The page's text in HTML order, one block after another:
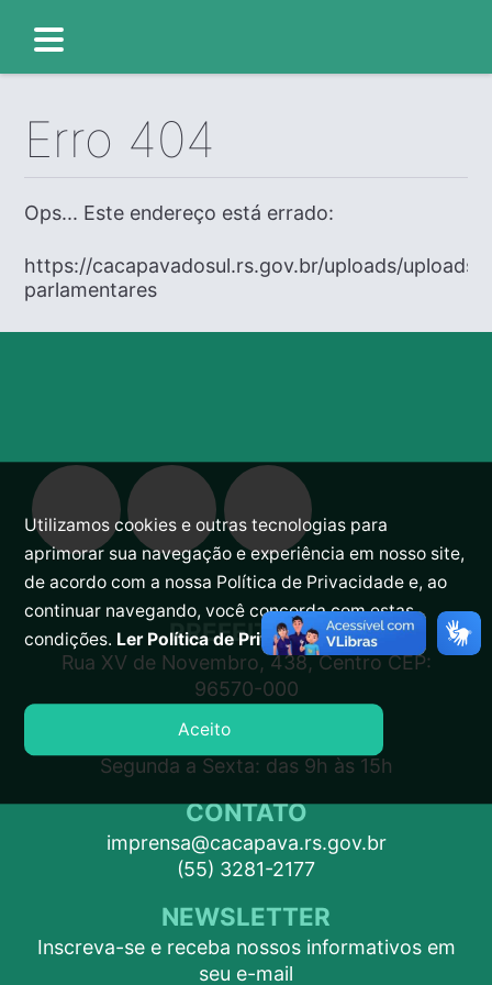
Erro 404
Ops... Este endereço está errado:
https://cacapavadosul.rs.gov.br/uploads/uploads/
parlamentares
PREFEITURA
Rua XV de Novembro, 438, Centro CEP:
96570-000
ATENDIMENTO
Segunda a Sexta: das 9h às 15h
CONTATO
imprensa@cacapava.rs.gov.br
(55) 3281-2177
NEWSLETTER
Inscreva-se e receba nossos informativos em
seu e-mail
Utilizamos cookies e outras tecnologias para
aprimorar sua navegação e experiência em nosso site,
de acordo com a nossa Política de Privacidade e, ao
continuar navegando, você concorda com estas
condições. Ler Política de Privacidade.
Aceito